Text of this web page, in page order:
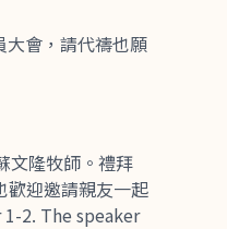
會，請代禱也願
文隆牧師。禮拜
歡迎邀請親友一起
2. The speaker